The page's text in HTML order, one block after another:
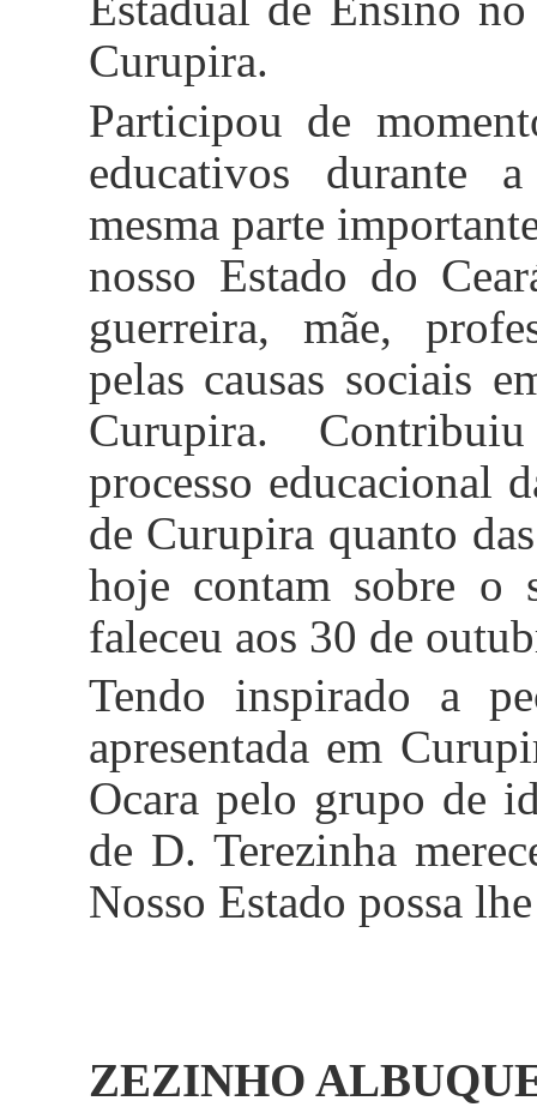
Curupira.
Participou de
educativos durante
mesma parte
nosso Estado do
guerreira, mãe,
pelas causas sociais
Curupira.
processo educacional
de Curupira quanto
hoje contam sobre o
faleceu aos 30 de
Tendo inspirado a
apresentada em
Ocara pelo grupo de
de D. Terezinha
Nosso Estado possa
ZEZINHO